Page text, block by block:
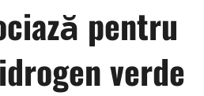
pentru
verde